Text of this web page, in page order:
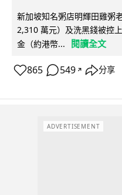
新加坡知名粥店明輝田雞粥
2,310 萬元）及洗黑錢被控
金（約港幣...
閱讀全文
865 549 ↗ 分享
ADVERTISEMENT